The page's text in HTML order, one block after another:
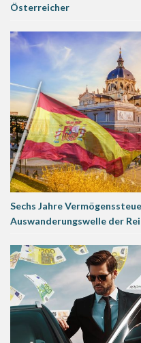
Österreicher
Sechs Jahre
Auswanderungswelle der